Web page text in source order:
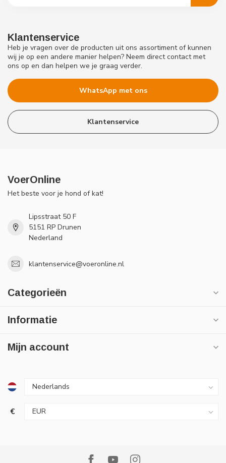
Klantenservice
Heb je vragen over de producten uit ons assortiment of kunnen
wij je op een andere manier helpen? Neem direct contact met
ons op en dan helpen we je graag verder.
WhatsApp met ons
Klantenservice
VoerOnline
Het beste voor je hond of kat!
Lipsstraat 50 F
5151 RP Drunen
Nederland
klantenservice@voeronline.nl
Categorieën
Informatie
Mijn account
€